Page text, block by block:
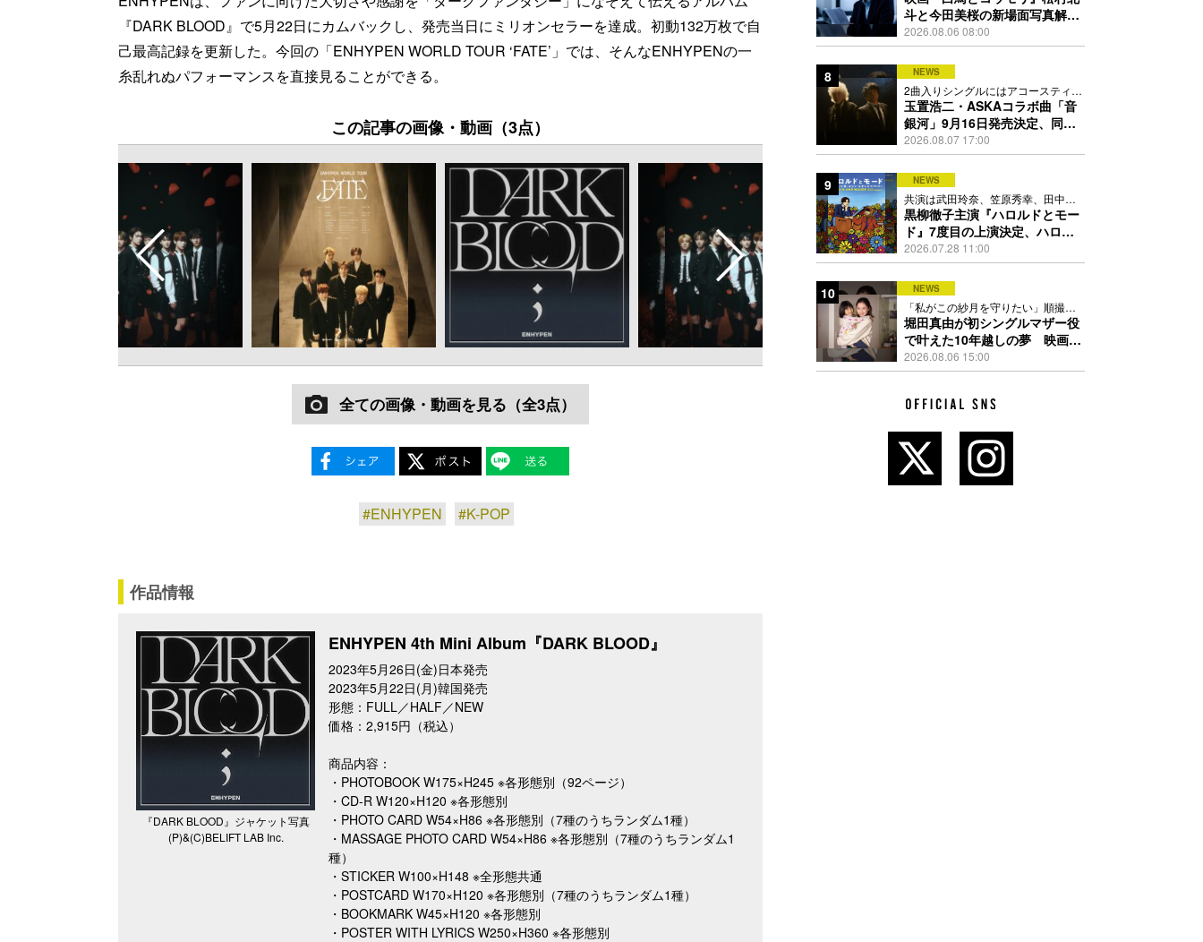
『DARK BLOOD』で5月22日にカムバックし、発売当日にミリオンセラーを達成。初動132万枚で自
己最高記録を更新した。今回の「ENHYPEN WORLD TOUR ‘FATE’」では、そんなENHYPENの一
糸乱れぬパフォーマンスを直接見ることができる。
この記事の画像・動画（3点）
全ての画像・動画を見る（全3点）
#ENHYPEN #K-POP
作品情報
『DARK BLOOD』ジャケット写真
(P)&(C)BELIFT LAB Inc.
ENHYPEN 4th Mini Album『DARK BLOOD』
2023年5月26日(金)日本発売
2023年5月22日(月)韓国発売
形態：FULL／HALF／NEW
価格：2,915円（税込）
商品内容：
・PHOTOBOOK W175×H245 ※各形態別（92ページ）
・CD-R W120×H120 ※各形態別
・PHOTO CARD W54×H86 ※各形態別（7種のうちランダム1種）
・MASSAGE PHOTO CARD W54×H86 ※各形態別（7種のうちランダム1
種）
・STICKER W100×H148 ※全形態共通
・POSTCARD W170×H120 ※各形態別（7種のうちランダム1種）
・BOOKMARK W45×H120 ※各形態別
・POSTER WITH LYRICS W250×H360 ※各形態別
斗と今田美桜の新場面写真解
禁、事件前後で一変する表情捉
えた全4点
2026.08.06 08:00
8 NEWS
2曲入りシングルにはアコースティッ
ク楽曲「命の宿り」も収録
玉置浩二・ASKAコラボ曲「音
銀河」9月16日発売決定、同じ
時代の“戦友”同士で揺るぎない
愛を歌う
2026.08.07 17:00
9 NEWS
共演は武田玲奈、笠原秀幸、田中要
次、井川遥
黒柳徹子主演『ハロルドとモー
ド』7度目の上演決定、ハロル
ド役はKEY TO LIT岩﨑大昇
2026.07.28 11:00
10 NEWS
「私がこの紗月を守りたい」順撮り
の日々で芽生えた思いとは
堀田真由が初シングルマザー役
で叶えた10年越しの夢 映画
『私はあなたを知らない、』新
写真解禁
2026.08.06 15:00